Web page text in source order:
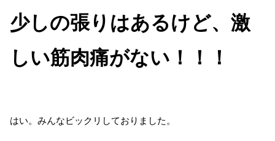
少しの張りはあるけど、激
しい筋肉痛がない！！！
はい。みんなビックリしておりました。